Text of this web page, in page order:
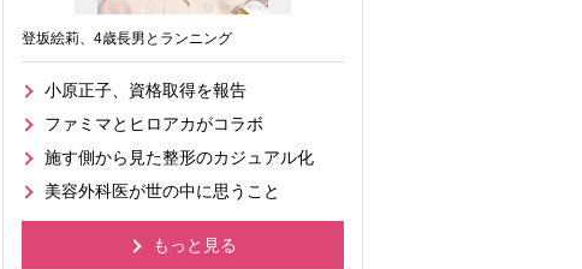
登坂絵莉、4歳長男とランニング
小原正子、資格取得を報告
ファミマとヒロアカがコラボ
施す側から見た整形のカジュアル化
美容外科医が世の中に思うこと
もっと見る